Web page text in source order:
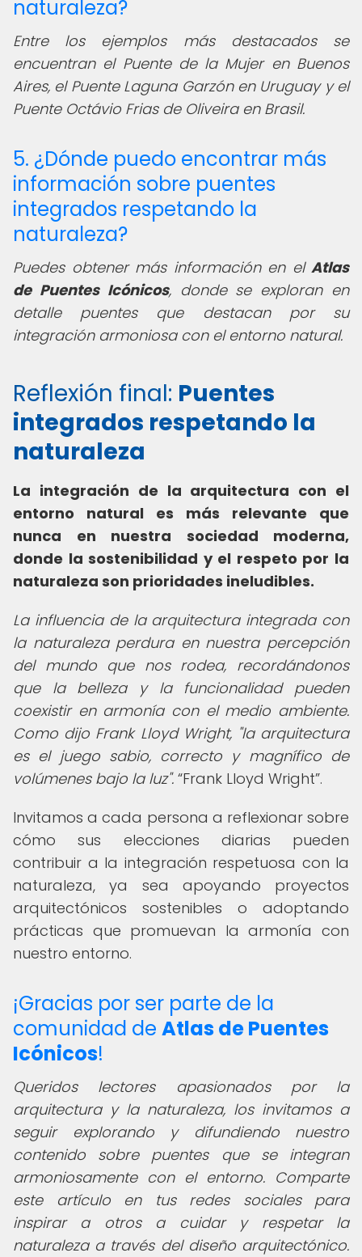
naturaleza?
Entre los ejemplos más destacados se
encuentran el Puente de la Mujer en Buenos
Aires, el Puente Laguna Garzón en Uruguay y el
Puente Octávio Frias de Oliveira en Brasil.
5. ¿Dónde puedo encontrar más
información sobre puentes
integrados respetando la
naturaleza?
Puedes obtener más información en el Atlas
de Puentes Icónicos, donde se exploran en
detalle puentes que destacan por su
integración armoniosa con el entorno natural.
Reflexión final: Puentes
integrados respetando la
naturaleza
La integración de la arquitectura con el
entorno natural es más relevante que
nunca en nuestra sociedad moderna,
donde la sostenibilidad y el respeto por la
naturaleza son prioridades ineludibles.
La influencia de la arquitectura integrada con
la naturaleza perdura en nuestra percepción
del mundo que nos rodea, recordándonos
que la belleza y la funcionalidad pueden
coexistir en armonía con el medio ambiente.
Como dijo Frank Lloyd Wright, "la arquitectura
es el juego sabio, correcto y magnífico de
volúmenes bajo la luz". Frank Lloyd Wright .
Invitamos a cada persona a reflexionar sobre
cómo sus elecciones diarias pueden
contribuir a la integración respetuosa con la
naturaleza, ya sea apoyando proyectos
arquitectónicos sostenibles o adoptando
prácticas que promuevan la armonía con
nuestro entorno.
¡Gracias por ser parte de la
comunidad de Atlas de Puentes
Icónicos!
Queridos lectores apasionados por la
arquitectura y la naturaleza, los invitamos a
seguir explorando y difundiendo nuestro
contenido sobre puentes que se integran
armoniosamente con el entorno. Comparte
este artículo en tus redes sociales para
inspirar a otros a cuidar y respetar la
naturaleza a través del diseño arquitectónico.